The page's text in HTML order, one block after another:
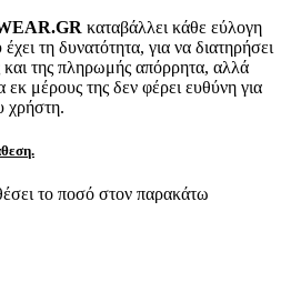
καταβάλλει κάθε εύλογη
τη δυνατότητα, για να διατηρήσει
και της πληρωμής απόρρητα, αλλά
μέρους της δεν φέρει ευθύνη για
χρήστη.
το ποσό στον παρακάτω